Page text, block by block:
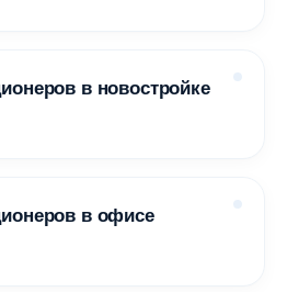
в новостройке
в офисе